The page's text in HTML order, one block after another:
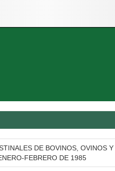
DE BOVINOS, OVINOS
FEBRERO DE 1985